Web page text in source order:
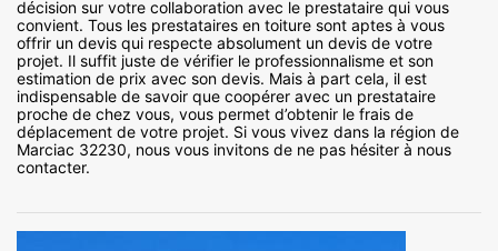
décision sur votre collaboration avec le prestataire qui vous
convient. Tous les prestataires en toiture sont aptes à vous
offrir un devis qui respecte absolument un devis de votre
projet. Il suffit juste de vérifier le professionnalisme et son
estimation de prix avec son devis. Mais à part cela, il est
indispensable de savoir que coopérer avec un prestataire
proche de chez vous, vous permet d’obtenir le frais de
déplacement de votre projet. Si vous vivez dans la région de
Marciac 32230, nous vous invitons de ne pas hésiter à nous
contacter.